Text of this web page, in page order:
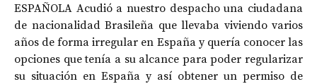
ESPAÑOLA Acudió a nuestro despacho una ciudadana
de nacionalidad Brasileña que llevaba viviendo varios
años de forma irregular en España y quería conocer las
opciones que tenía a su alcance para poder regularizar
su situación en España y así obtener un permiso de